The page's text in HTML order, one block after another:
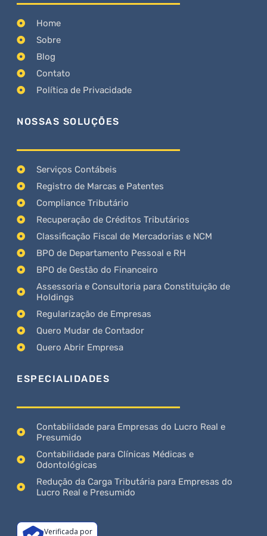
Home
Sobre
Blog
Contato
Política de Privacidade
NOSSAS SOLUÇÕES
Serviços Contábeis
Registro de Marcas e Patentes
Compliance Tributário
Recuperação de Créditos Tributários
Classificação Fiscal de Mercadorias e NCM
BPO de Departamento Pessoal e RH
BPO de Gestão do Financeiro
Assessoria e Consultoria para Constituição de
Holdings
Regularização de Empresas
Quero Mudar de Contador
Quero Abrir Empresa
ESPECIALIDADES
Contabilidade para Empresas do Lucro Real e
Presumido
Contabilidade para Clínicas Médicas e
Odontológicas
Redução da Carga Tributária para Empresas do
Lucro Real e Presumido
Verificada por